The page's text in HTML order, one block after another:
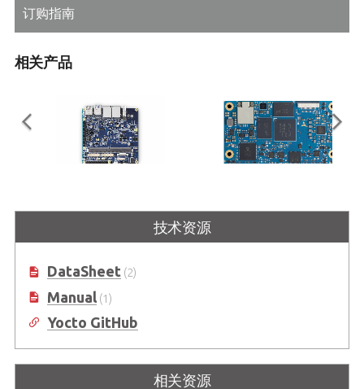
订购指南
相关产品
支持 M.2 扩展的 SMARC 2.1 参考载
带有 MediaTek Genio 1200 平台的
SMARC 短尺寸模块
技术资源
DataSheet(2)
Manual(1)
Yocto GitHub
相关资源